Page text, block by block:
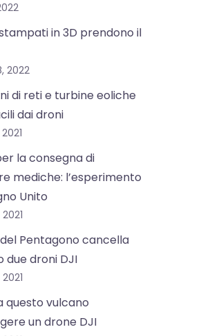
in 3D prendono il
2022
di reti e turbine eoliche
dai droni
la consegna di
mediche: l’esperimento
Unito
del Pentagono cancella
due droni DJI
questo vulcano
un drone DJI